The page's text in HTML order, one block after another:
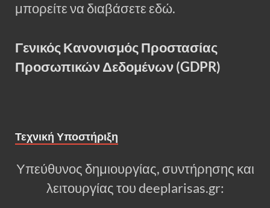
μπορείτε να διαβάσετε εδώ.
Γενικός Κανονισμός Προστασίας
Προσωπικών Δεδομένων (GDPR)
Τεχνική Υποστήριξη
Υπεύθυνος δημιουργίας, συντήρησης και
λειτουργίας του deeplarisas.gr: